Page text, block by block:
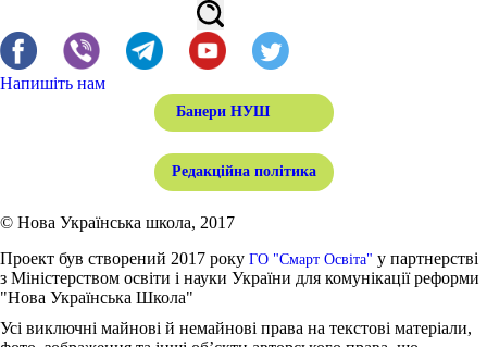
Напишіть нам
Банери НУШ
Редакційна політика
© Нова Українська школа, 2017
Проект був створений 2017 року ГО "Смарт Освіта" у партнерстві
з Міністерством освіти і науки України для комунікації реформи
"Нова Українська Школа"
Усі виключні майнові й немайнові права на текстові матеріали,